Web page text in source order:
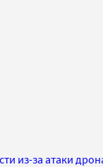
из-за атаки